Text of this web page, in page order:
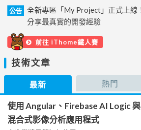
公告
全新專區「My Project」正式上線
分享最真實的開發經驗
前往 iThome鐵人賽
技術文章
最新 熱門
使用 Angular、Firebase AI Logic
混合式影像分析應用程式